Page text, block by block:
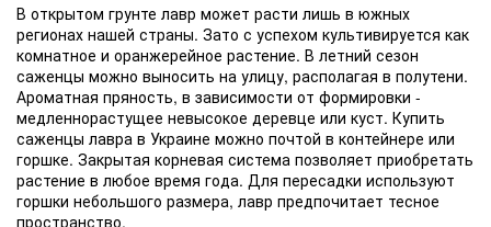
В открытом грунте лавр может расти лишь в южных
регионах нашей страны. Зато с успехом культивируется как
комнатное и оранжерейное растение. В летний сезон
саженцы можно выносить на улицу, располагая в полутени.
Ароматная пряность, в зависимости от формировки -
медленнорастущее невысокое деревце или куст. Купить
саженцы лавра в Украине можно почтой в контейнере или
горшке. Закрытая корневая система позволяет приобретать
растение в любое время года. Для пересадки используют
горшки небольшого размера, лавр предпочитает тесное
пространство.